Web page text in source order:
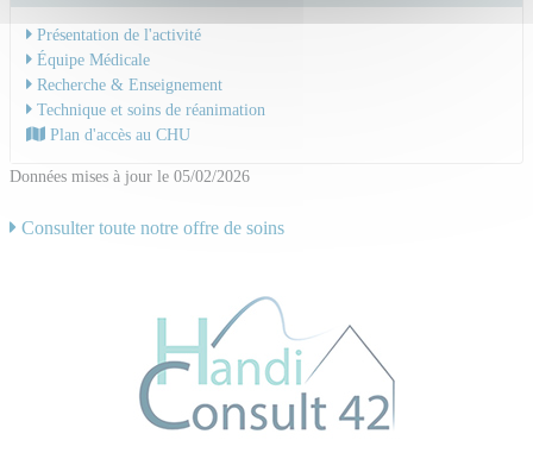
Présentation de l'activité
Équipe Médicale
Recherche & Enseignement
Technique et soins de réanimation
Plan d'accès au CHU
Données mises à jour le 05/02/2026
Consulter toute notre offre de soins